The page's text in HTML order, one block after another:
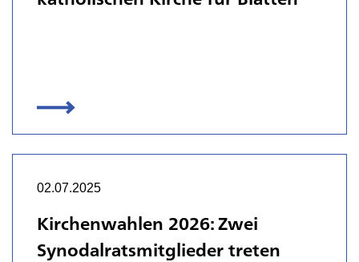
02.07.2025
Kirchenwahlen 2026: Zwei
Synodalratsmitglieder treten